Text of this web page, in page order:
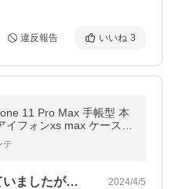
違反報告 いいね 3
11 Pro Max 手帳型 本
フォンxs max ケース i
本革 携帯ケース YH
テ
追加購入です。数年使っていましたが、内… 2024/4/5